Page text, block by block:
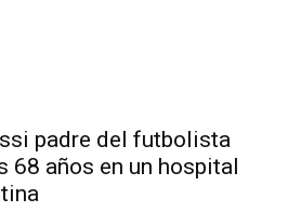
padre del futbolista
68 años en un hospital